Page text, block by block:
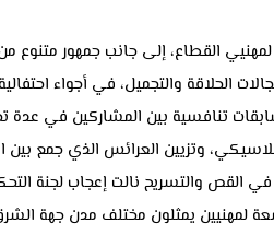
القطاع، إلى جانب جمهور متنوع
الحلاقة والتجميل، في أجواء
تنافسية بين المشاركين في عدة
وتزيين العرائس الذي جمع
القص والتسريح نالت إعجاب لجنة
لمهنيين يمثلون مختلف مدن جهة